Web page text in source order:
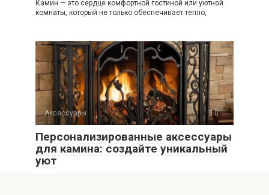
Камин — это сердце комфортной гостиной или уютной
комнаты, который не только обеспечивает тепло,
Аксессуары 0
Персонализированные аксессуары
для камина: создайте уникальный
уют